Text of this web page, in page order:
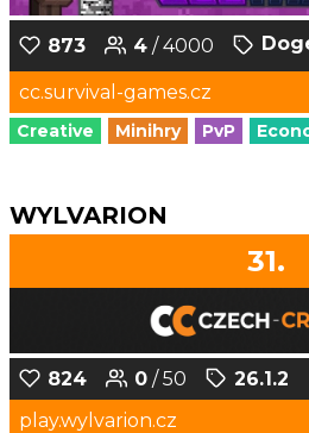
873 4 / 4000
cc.survival-games.cz
Creative Minihry PvP
WYLVARION
31.
824 0 / 50
26.1.2
play.wylvarion.cz